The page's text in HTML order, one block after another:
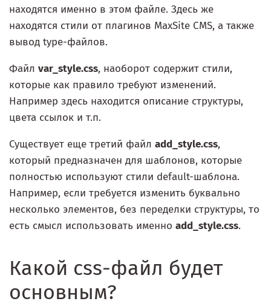
находятся именно в этом файле. Здесь же
находятся стили от плагинов MaxSite CMS, а также
вывод type-файлов.
Файл var_style.css, наоборот содержит стили,
которые как правило требуют изменений.
Например здесь находится описание структуры,
цвета ссылок и т.п.
Существует еще третий файл add_style.css,
который предназначен для шаблонов, которые
полностью используют стили default-шаблона.
Например, если требуется изменить буквально
несколько элементов, без переделки структуры, то
есть смысл использовать именно add_style.css.
Какой css-файл будет
основным?